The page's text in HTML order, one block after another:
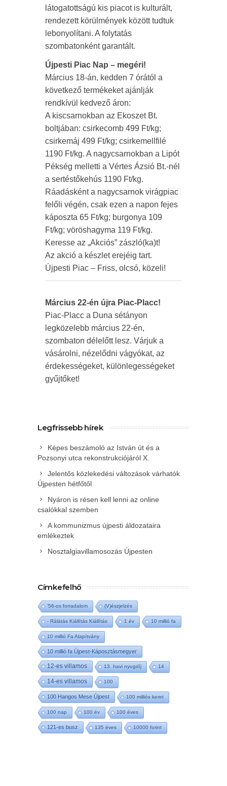
látogatottságú kis piacot is kulturált,
rendezett körülmények között tudtuk
lebonyolítani. A folytatás
szombatonként garantált.
Újpesti Piac Nap – megéri!
Március 18-án, kedden 7 órától a
következő termékeket ajánlják
rendkívül kedvező áron:
A kiscsarnokban az Ekoszet Bt.
boltjában: csirkecomb 499 Ft/kg;
csirkemáj 499 Ft/kg; csirkemellfilé
1190 Ft/kg. A nagycsarnokban a Lipót
Pékség melletti a Vértes Ázsió Bt.-nél
a sertéstőkehús 1190 Ft/kg.
Ráadásként a nagycsarnok virágpiac
felőli végén, csak ezen a napon fejes
káposzta 65 Ft/kg; burgonya 109
Ft/kg; vöröshagyma 119 Ft/kg.
Keresse az „Akciós” zászló(ka)t!
Az akció a készlet erejéig tart.
Újpesti Piac – Friss, olcsó, közeli!
Március 22-én újra Piac-Placc!
Piac-Placc a Duna sétányon
legközelebb március 22-én,
szombaton délelőtt lesz. Várjuk a
vásárolni, nézelődni vágyókat, az
érdekességeket, különlegességeket
gyűjtőket!
Legfrissebb hírek
Képes beszámoló az István út és a
Pozsonyi utca rekonstrukciójáról X.
Jelentős közlekedési változások várhatók
Újpesten hétfőtől
Nyáron is résen kell lenni az online
csalókkal szemben
A kommunizmus újpesti áldozataira
emlékeztek
Nosztalgiavillamosozás Újpesten
Címkefelhő
'56-os forradalom (V)észjelzés
- Rálátás Kiállítás Kiállítás 1 év 10 millió fa
10 millió Fa Alapítvány
10 millió fa Újpest-Káposztásmegyer
12-es villamos 13. havi nyugdíj 14
14-es villamos 100
100 Hangos Mese Újpest 100 milliós keret
100 nap 100 év 100 éves
121-es busz 135 éves 10000 forint